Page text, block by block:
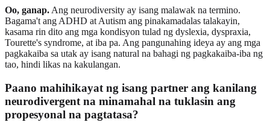
Oo, ganap. Ang neurodiversity ay isang malawak na termino.
Bagama't ang ADHD at Autism ang pinakamadalas talakayin,
kasama rin dito ang mga kondisyon tulad ng dyslexia, dyspraxia,
Tourette's syndrome, at iba pa. Ang pangunahing ideya ay ang mga
pagkakaiba sa utak ay isang natural na bahagi ng pagkakaiba-iba ng
tao, hindi likas na kakulangan.
Paano mahihikayat ng isang partner ang kanilang
neurodivergent na minamahal na tuklasin ang
propesyonal na pagtatasa?